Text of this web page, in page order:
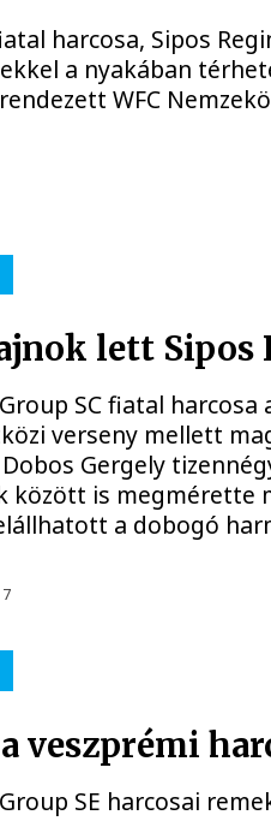
harcosa, Sipos
a nyakában
WFC
lett Sipos
SC fiatal harcosa
verseny mellett
Gergely
között is megmérette
a dobogó
veszprémi
SE harcosai